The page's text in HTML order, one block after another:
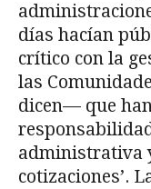
días hacían
crítico con la
las
dicen— que
administrativa
cotizaciones’.